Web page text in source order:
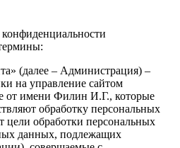
(далее – Администрация) –
на управление сайтом
от имени Филин И.Г., которые
обработку персональных
цели обработки персональных
данных, подлежащих